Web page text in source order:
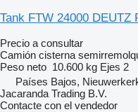
Tank FTW 24000 DEUTZ
Precio a consultar
Camión cisterna
Peso neto 10.600 kg Ejes 2
Países Bajos,
Jacaranda Trading B.V.
Contacte con el vendedor